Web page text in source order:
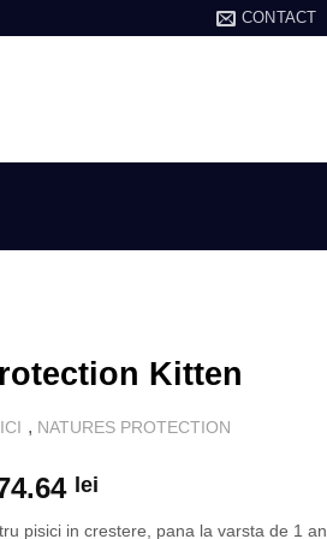
CONTACT
Kitten
, NATURES PROTECTION
lei
pisici in crestere, pana la varsta de 1 an.